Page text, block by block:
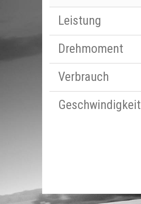
Leistung
Drehmoment
Verbrauch
Geschwindigkeit